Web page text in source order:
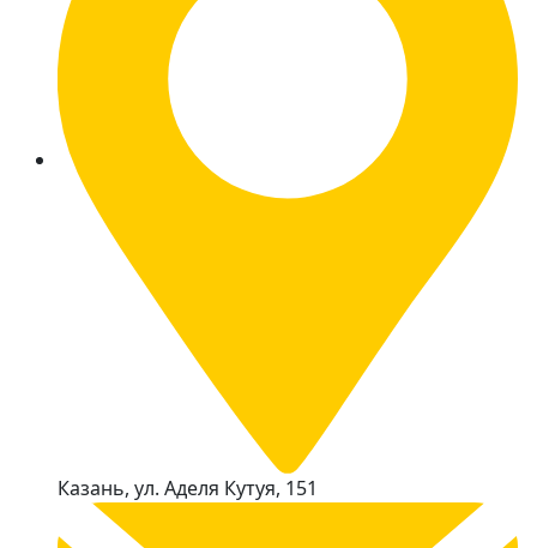
Казань, ул. Аделя Кутуя, 151